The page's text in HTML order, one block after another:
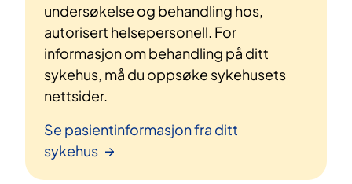
undersøkelse og behandling hos,
autorisert helsepersonell. For
informasjon om behandling på ditt
sykehus, må du oppsøke sykehusets
nettsider.
Se pasientinformasjon fra ditt
sykehus